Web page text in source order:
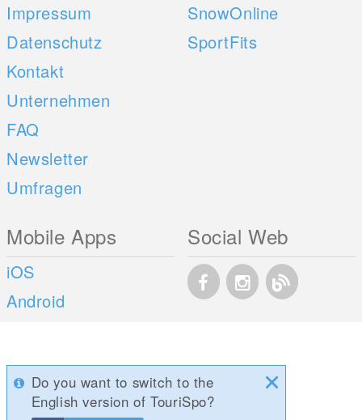
Impressum
Datenschutz
Kontakt
Unternehmen
FAQ
Newsletter
Umfragen
SnowOnline
SportFits
Mobile Apps
iOS
Android
Social Web
Do you want to switch to the
English version of TouriSpo?